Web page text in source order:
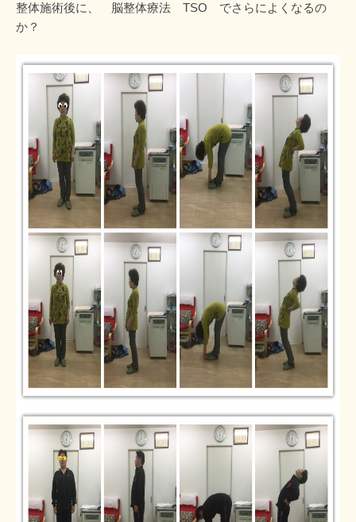
整体施術後に、 脳整体療法 TSO でさらによくなるの
か？